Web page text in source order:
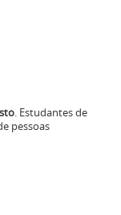
. Estudantes de
pessoas